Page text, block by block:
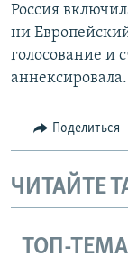
Россия
ни
голосование и
аннексировала.
Поделиться
ЧИТАЙТЕ
ТОП-ТЕМА